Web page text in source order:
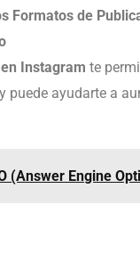
Formatos de
Instagram te
puede ayudarte a
(Answer Engine